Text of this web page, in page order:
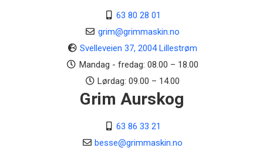
63 80 28 01
grim@grimmaskin.no
Svelleveien 37, 2004 Lillestrøm
Mandag - fredag: 08.00 – 18.00
Lørdag: 09.00 – 14.00
Grim Aurskog
63 86 33 21
besse@grimmaskin.no